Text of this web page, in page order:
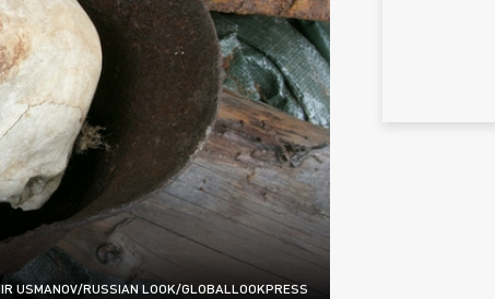
USMANOV/RUSSIAN LOOK/GLOBALLOOKPRESS